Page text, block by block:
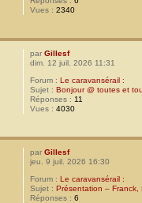
Vues :2340
parGillesf
dim. 12 juil. 2026 11:31
Forum :Le caravansérail :
Sujet :Bonjour @ toutes et
Réponses : 11
Vues :4030
parGillesf
jeu. 9 juil. 2026 16:30
Forum :Le caravansérail :
Sujet :Présentation –
Réponses :6